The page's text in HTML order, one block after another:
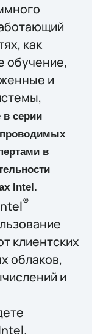
как
обучение,
и
в серии
проводимых
в
Intel.
®
клиентских
облаков,
и